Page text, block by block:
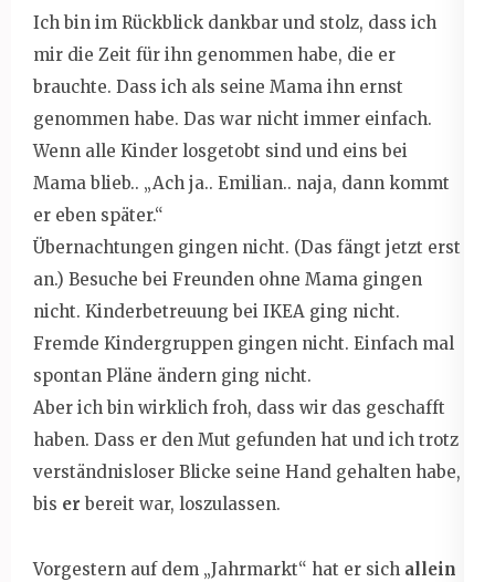
Ich bin im Rückblick dankbar und stolz, dass ich
mir die Zeit für ihn genommen habe, die er
brauchte. Dass ich als seine Mama ihn ernst
genommen habe. Das war nicht immer einfach.
Wenn alle Kinder losgetobt sind und eins bei
Mama blieb.. „Ach ja.. Emilian.. naja, dann kommt
er eben später.“
Übernachtungen gingen nicht. (Das fängt jetzt erst
an.) Besuche bei Freunden ohne Mama gingen
nicht. Kinderbetreuung bei IKEA ging nicht.
Fremde Kindergruppen gingen nicht. Einfach mal
spontan Pläne ändern ging nicht.
Aber ich bin wirklich froh, dass wir das geschafft
haben. Dass er den Mut gefunden hat und ich trotz
verständnisloser Blicke seine Hand gehalten habe,
bis er bereit war, loszulassen.
Vorgestern auf dem „Jahrmarkt“ hat er sich allein